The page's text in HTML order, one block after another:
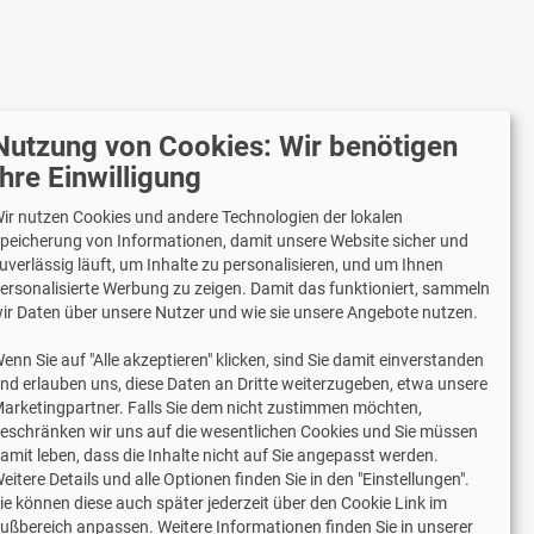
versenden mit
Lieferung auch an Packstationen und
Postfilialen
Samstagszustellung
2 Jahre Gewährleistung
von Cookies: Wir benötigen
Einwilligung
nutzen Cookies und andere Technologien der lokalen
von Informationen, damit unsere Website sicher und
läuft, um Inhalte zu personalisieren, und um Ihnen
Werbung zu zeigen. Damit das funktioniert, sammeln
Daten über unsere Nutzer und wie sie unsere Angebote nutzen.
Sie auf "Alle akzeptieren" klicken, sind Sie damit einverstanden
erlauben uns, diese Daten an Dritte weiterzugeben, etwa unsere
Falls Sie dem nicht zustimmen möchten,
wir uns auf die wesentlichen Cookies und Sie müssen
leben, dass die Inhalte nicht auf Sie angepasst werden.
Details und alle Optionen finden Sie in den "Einstellungen".
können diese auch später jederzeit über den Cookie Link im
anpassen. Weitere Informationen finden Sie in unserer